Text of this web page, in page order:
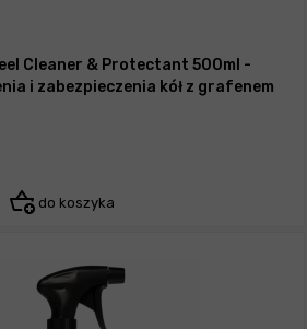
Cleaner & Protectant 500ml -
i zabezpieczenia kół z grafenem
do koszyka